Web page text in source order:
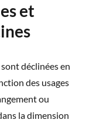
et
déclinées en
des usages
ou
la dimension